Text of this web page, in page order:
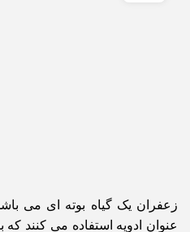
زعفران یک گیاه بوته ای می
عنوان ادویه استفاده می کنند